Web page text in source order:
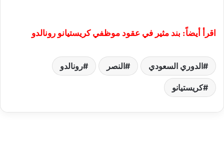
اقرأ أيضاً: بند مثير في عقود موظفي كريستيانو رونالدو
الدوري السعودي النصر رونالدو
كريستيانو